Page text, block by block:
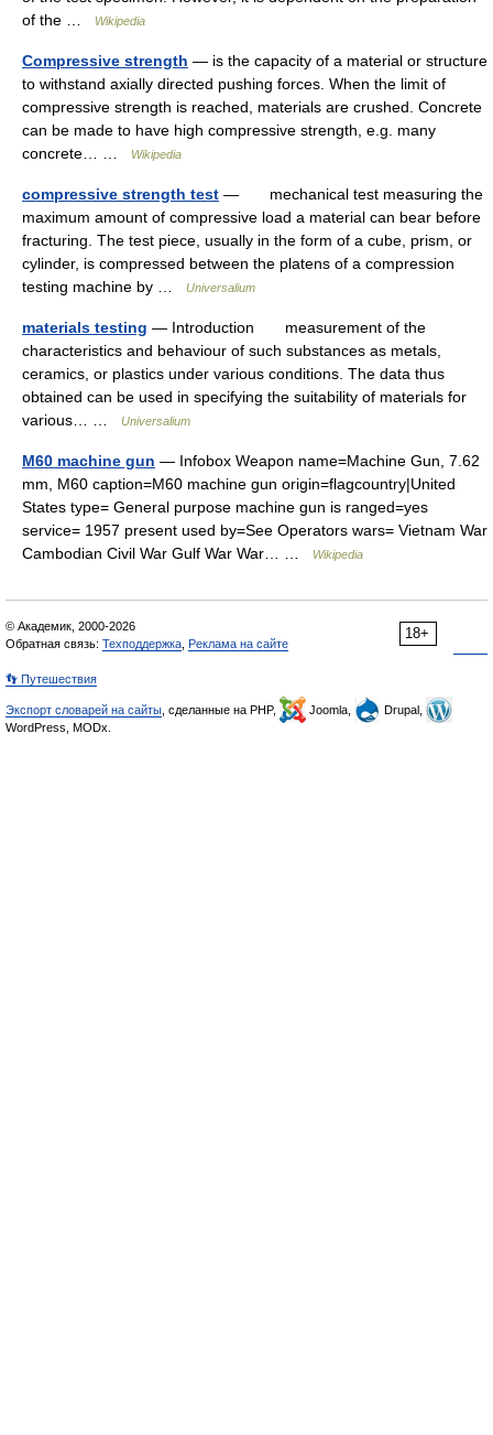
of the …
Wikipedia
Compressive strength — is the capacity of a material or structure
to withstand axially directed pushing forces. When the limit of
compressive strength is reached, materials are crushed. Concrete
can be made to have high compressive strength, e.g. many
concrete… …
Wikipedia
compressive strength test — mechanical test measuring the
maximum amount of compressive load a material can bear before
fracturing. The test piece, usually in the form of a cube, prism, or
cylinder, is compressed between the platens of a compression
testing machine by …
Universalium
materials testing — Introduction measurement of the
characteristics and behaviour of such substances as metals,
ceramics, or plastics under various conditions. The data thus
obtained can be used in specifying the suitability of materials for
various… …
Universalium
M60 machine gun — Infobox Weapon name=Machine Gun, 7.62
mm, M60 caption=M60 machine gun origin=flagcountry|United
States type= General purpose machine gun is ranged=yes
service= 1957 present used by=See Operators wars= Vietnam War
Cambodian Civil War Gulf War War… …
Wikipedia
18+
© Академик, 2000-2026
Обратная связь: Техподдержка Реклама на сайте
👣 Путешествия
Экспорт словарей на сайты , сделанные на PHP, Joomla,
Drupal,
WordPress, MODx.